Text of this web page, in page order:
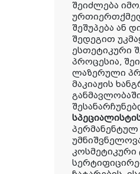
შეიძლება
შეშუპება ან
შედეგით
ესთეტიკური
პროცესია,
ლაზერული
მაკიაჟის
პერმანენტულ
კოსმეტიკური